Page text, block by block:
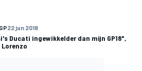
22 jun 2018
Ducati ingewikkelder dan mijn GP18",